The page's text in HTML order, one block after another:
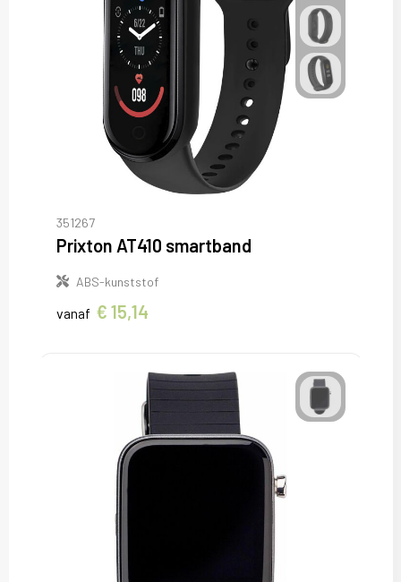
351267
Prixton AT410 smartband
ABS-kunststof
vanaf € 15,14